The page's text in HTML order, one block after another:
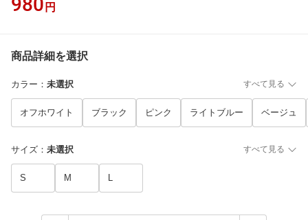
円
商品詳細を選択
カラー ： 未選択 すべて見る
オフホワイト ブラック ピンク ライトブルー ベージュ
サイズ ： 未選択 すべて見る
S M L